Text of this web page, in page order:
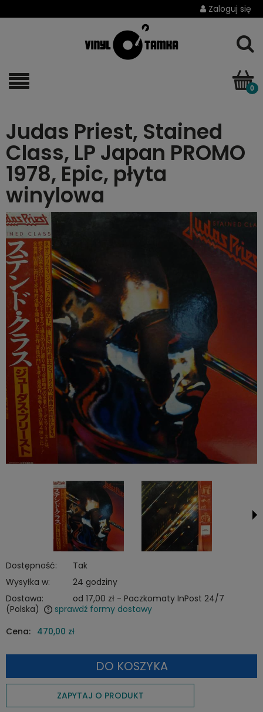
Zaloguj się
Judas Priest, Stained
Class, LP Japan PROMO
1978, Epic, płyta
winylowa
Dostępność:
Tak
Wysyłka w:
24 godziny
Dostawa:
od 17,00 zł - Paczkomaty InPost 24/7
(Polska)
sprawdź formy dostawy
Cena: 470,00 zł
DO KOSZYKA
ZAPYTAJ O PRODUKT